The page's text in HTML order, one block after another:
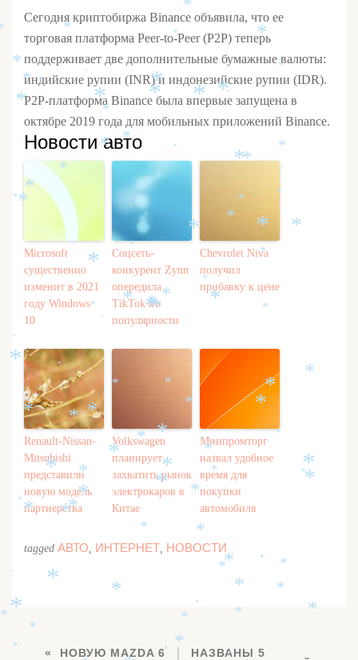
Сегодня криптобиржа Binance объявила, что ее
торговая платформа Peer-to-Peer (P2P) теперь
поддерживает две дополнительные бумажные валюты:
индийские рупии (INR) и индонезийские рупии (IDR).
P2P-платформа Binance была впервые запущена в
октябре 2019 года для мобильных приложений Binance.
Новости авто
Microsoft
существенно
изменит в 2021
году Windows
10
Соцсеть-
конкурент Zynn
опередила
TikTok по
популярности
Chevrolet Niva
получил
прибавку к цене
Renault-Nissan-
Mitsubishi
представили
новую модель
партнерства
Volkswagen
планирует
захватить рынок
электрокаров в
Китае
Минпромторг
назвал удобное
время для
покупки
автомобиля
tagged АВТО, ИНТЕРНЕТ, НОВОСТИ
НОВУЮ MAZDA 6
НАЗВАНЫ 5
*
*
*
*
*
*
*
*
*
*
*
*
*
*
*
*
*
*
*
*
*
*
*
*
*
*
*
*
*
*
*
*
*
*
*
*
*
*
*
*
*
*
*
*
*
*
*
*
*
*
*
*
*
*
*
*
*
*
*
*
*
*
*
*
*
*
*
*
*
*
*
*
*
*
*
*
*
*
*
*
*
*
*
*
*
*
*
*
*
*
*
*
*
*
*
*
*
*